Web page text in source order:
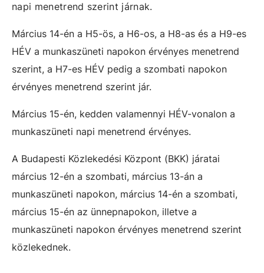
napi menetrend szerint járnak.
Március 14-én a H5-ös, a H6-os, a H8-as és a H9-es
HÉV a munkaszüneti napokon érvényes menetrend
szerint, a H7-es HÉV pedig a szombati napokon
érvényes menetrend szerint jár.
Március 15-én, kedden valamennyi HÉV-vonalon a
munkaszüneti napi menetrend érvényes.
A Budapesti Közlekedési Központ (BKK) járatai
március 12-én a szombati, március 13-án a
munkaszüneti napokon, március 14-én a szombati,
március 15-én az ünnepnapokon, illetve a
munkaszüneti napokon érvényes menetrend szerint
közlekednek.